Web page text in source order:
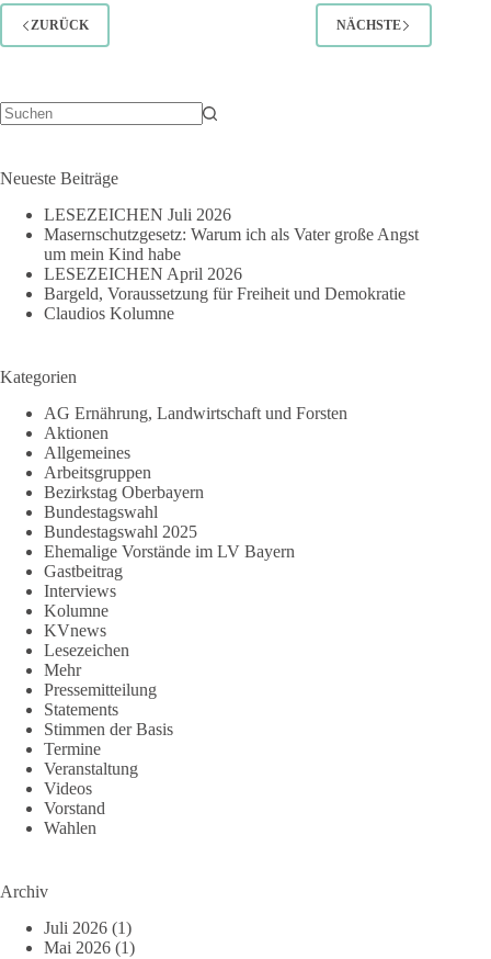
ZURÜCK NÄCHSTE
Neueste Beiträge
LESEZEICHEN Juli 2026
Masernschutzgesetz: Warum ich als Vater große Angst
um mein Kind habe
LESEZEICHEN April 2026
Bargeld, Voraussetzung für Freiheit und Demokratie
Claudios Kolumne
Kategorien
AG Ernährung, Landwirtschaft und Forsten
Aktionen
Allgemeines
Arbeitsgruppen
Bezirkstag Oberbayern
Bundestagswahl
Bundestagswahl 2025
Ehemalige Vorstände im LV Bayern
Gastbeitrag
Interviews
Kolumne
KVnews
Lesezeichen
Mehr
Pressemitteilung
Statements
Stimmen der Basis
Termine
Veranstaltung
Videos
Vorstand
Wahlen
Archiv
Juli 2026 (1)
Mai 2026 (1)